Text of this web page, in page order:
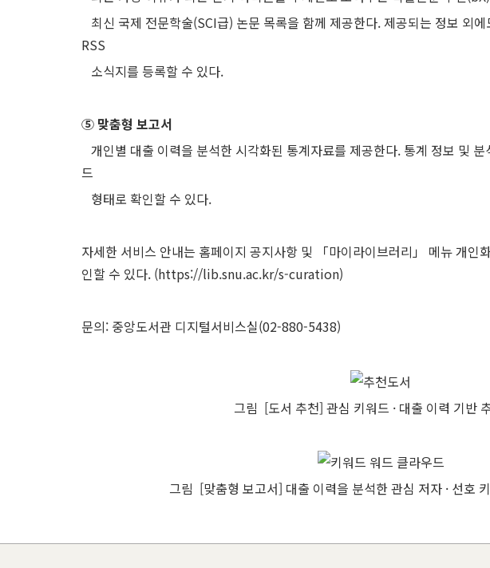
최신 국제 전문학술(SCI급) 논문 목록을 함께 제공한다. 제공되는 정보 외
RSS
소식지를 등록할 수 있다.
⑤ 맞춤형 보고서
개인별 대출 이력을 분석한 시각화된 통계자료를 제공한다. 통계 정보 및 분
드
형태로 확인할 수 있다.
자세한 서비스 안내는 홈페이지 공지사항 및 「마이라이브러리」 메뉴 개
인할 수 있다. (https://lib.snu.ac.kr/s-curation)
문의: 중앙도서관 디지털서비스실(02-880-5438)
그림 [도서 추천] 관심 키워드 · 대출 이력 기반
그림 [맞춤형 보고서] 대출 이력을 분석한 관심 저자 · 선호